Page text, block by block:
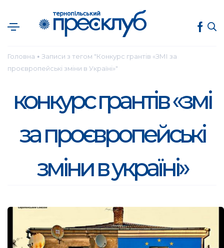
Головна ● Записи з тегом "Конкурс грантів «ЗМІ за
проєвропейські зміни в Україні»"
конкурс грантів «змі
за проєвропейські
зміни в україні»